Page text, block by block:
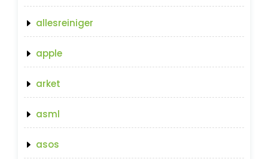
allesreiniger
apple
arket
asml
asos